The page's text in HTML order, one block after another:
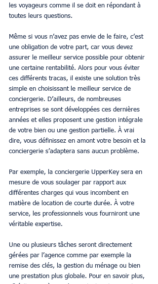
les voyageurs comme il se doit en répondant à
toutes leurs questions.
Même si vous n’avez pas envie de le faire, c’est
une obligation de votre part, car vous devez
assurer le meilleur service possible pour obtenir
une certaine rentabilité. Alors pour vous éviter
ces différents tracas, il existe une solution très
simple en choisissant le meilleur service de
conciergerie. D’ailleurs, de nombreuses
entreprises se sont développées ces dernières
années et elles proposent une gestion intégrale
de votre bien ou une gestion partielle. À vrai
dire, vous définissez en amont votre besoin et la
conciergerie s’adaptera sans aucun problème.
Par exemple, la conciergerie UpperKey sera en
mesure de vous soulager par rapport aux
différentes charges qui vous incombent en
matière de location de courte durée. À votre
service, les professionnels vous fourniront une
véritable expertise.
Une ou plusieurs tâches seront directement
gérées par l’agence comme par exemple la
remise des clés, la gestion du ménage ou bien
une prestation plus globale. Pour en savoir plus,